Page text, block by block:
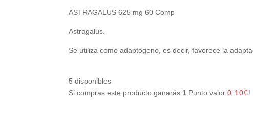
ASTRAGALUS 625 mg 60 Comp
Astragalus.
Se utiliza como adaptógeno, es decir, favorece la
5 disponibles
Si compras este producto ganarás 1 Punto valor0.10€!